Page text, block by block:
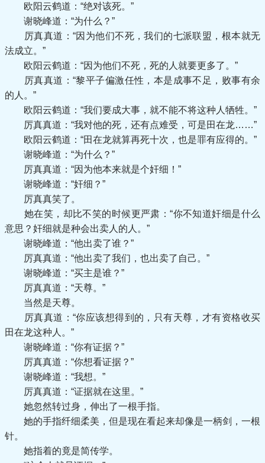
欧阳云鹤道：“绝对该死。”
谢晓峰道：“为什么？”
厉真真道：“因为他们不死，我们的七派联盟，根本就无
法成立。”
欧阳云鹤道：“因为他们不死，死的人就要更多了。”
厉真真道：“黎平子偏激任性，本是成事不足，败事有余
的人。”
欧阳云鹤道：“我们要成大事，就不能不将这种人牺牲。”
厉真真道：“我对他的死，还有点难受，可是田在龙……”
欧阳云鹤道：“田在龙就算再死十次，也是罪有应得的。”
谢晓峰道：“为什么？”
厉真真道：“因为他本来就是个奸细！”
谢晓峰道：“奸细？”
厉真真笑了。
她在笑，却比不笑的时候更严肃：“你不知道奸细是什么
意思？奸细就是种会出卖人的人。”
谢晓峰道：“他出卖了谁？”
厉真真道：“他出卖了我们，也出卖了自己。”
谢晓峰道：“买主是谁？”
厉真真道：“天尊。”
当然是天尊。
厉真真道：“你应该想得到的，只有天尊，才有资格收买
田在龙这种人。”
谢晓峰道：“你有证据？”
厉真真道：“你想看证据？”
谢晓峰道：“我想。”
厉真真道：“证据就在这里。”
她忽然转过身，伸出了一根手指。
她的手指纤细柔美，但是现在看起来却像是一柄剑，一根
针。
她指着的竟是简传学。